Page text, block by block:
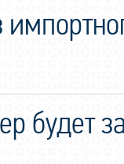
будет